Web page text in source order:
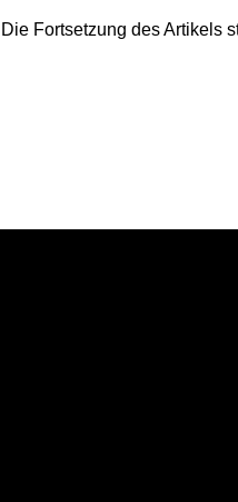
Die Fortsetzung des Artikels